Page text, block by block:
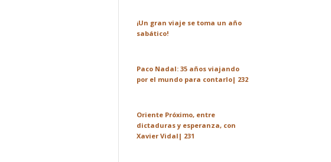
¡Un gran viaje se toma un año
sabático!
Paco Nadal: 35 años viajando
por el mundo para contarlo| 232
Oriente Próximo, entre
dictaduras y esperanza, con
Xavier Vidal| 231